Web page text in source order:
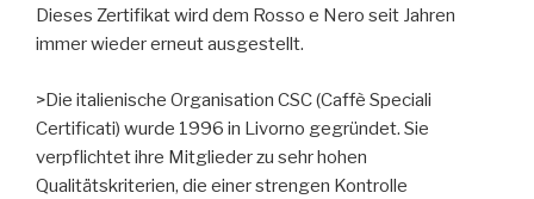
Dieses Zertifikat wird dem Rosso e Nero seit Jahren
immer wieder erneut ausgestellt.
>Die italienische Organisation CSC (Caffè Speciali
Certificati) wurde 1996 in Livorno gegründet. Sie
verpflichtet ihre Mitglieder zu sehr hohen
Qualitätskriterien, die einer strengen Kontrolle